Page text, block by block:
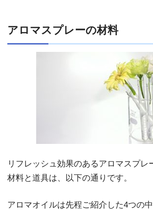
アロマスプレーの材料
リフレッシュ効果のあるアロマスプレ
材料と道具は、以下の通りです。
アロマオイルは先程ご紹介した4つの